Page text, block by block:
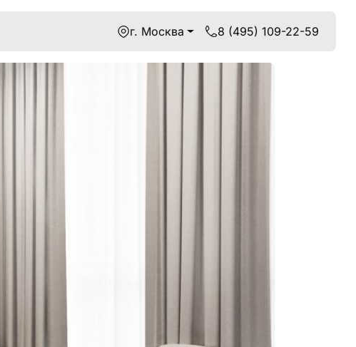
г. Москва 8 (495) 109-22-59